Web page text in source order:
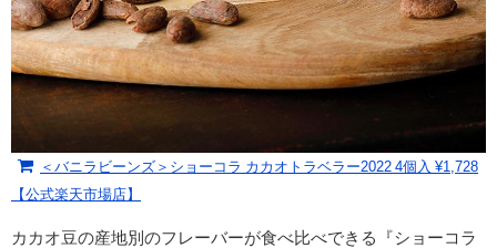
＜バニラビーンズ＞ショーコラ カカオトラベラー2022 4個入 ¥1,728
【公式楽天市場店】
カカオ豆の産地別のフレーバーが食べ比べできる『ショーコラ